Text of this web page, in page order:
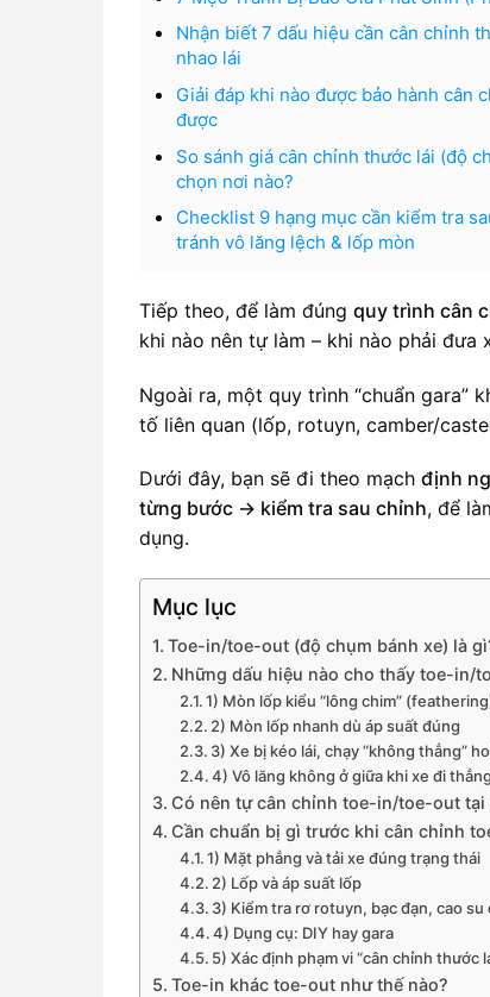
Nhận biết 7 dấu hiệu cần cân chỉnh
nhao lái
Giải đáp khi nào được bảo hành cân
được
So sánh giá cân chỉnh thước lái (độ
chọn nơi nào?
Checklist 9 hạng mục cần kiểm tra
tránh vô lăng lệch & lốp mòn
Tiếp theo, để làm đúng quy trình cân
khi nào nên tự làm – khi nào phải đưa
Ngoài ra, một quy trình “chuẩn gara”
tố liên quan (lốp, rotuyn, camber/
Dưới đây, bạn sẽ đi theo mạch định
từng bước → kiểm tra sau chỉnh, để
dụng.
Mục lục
Toe-in/toe-out (độ chụm bánh xe) là
Những dấu hiệu nào cho thấy toe-in/
1) Mòn lốp kiểu “lông chim”
2) Mòn lốp nhanh dù áp suất đúng
3) Xe bị kéo lái, chạy “không thẳng”
4) Vô lăng không ở giữa khi xe đi thẳng
Có nên tự cân chỉnh toe-in/toe-out tại
Cần chuẩn bị gì trước khi cân chỉnh
1) Mặt phẳng và tải xe đúng trạng thái
2) Lốp và áp suất lốp
3) Kiểm tra rơ rotuyn, bạc đạn, cao su
4) Dụng cụ: DIY hay gara
5) Xác định phạm vi “cân chỉnh thước
Toe-in khác toe-out như thế nào?